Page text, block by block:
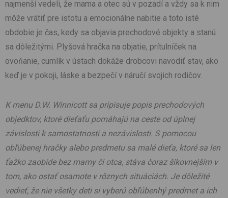
najmenší vedeli, že mama a otec sú v pozadí a vždy sa k nim
môže vrátiť pre istotu a emocionálne nabitie a toto isté
obdobie je čas, kedy sa objavia prechodové objekty a stanú
sa dôležitými. Plyšová hračka na objatie, prítulníček na
ovoňanie, cumlík v ústach dokáže drobcovi navodiť stav, ako
keď je v pokoji, láske a bezpečí v náručí svojich rodičov.
K menu D.W. Winnicott sa pripisuje popis prechodových
objedktov, ktoré dieťaťu pomáhajú na ceste od úplnej
závislosti k samostatnosti a nezávislosti. S pomocou
obľúbenej hračky alebo predmetu sa malé dieťa, ktoré sa len
ťažko zaobíde bez mamy či otca, stáva čoraz šikovnejším v
tom, ako ostať osamote v rôznych situáciách. Je dôležité
vedieť, že nie všetky deti si vyberú obľúbenhý predmet a ich